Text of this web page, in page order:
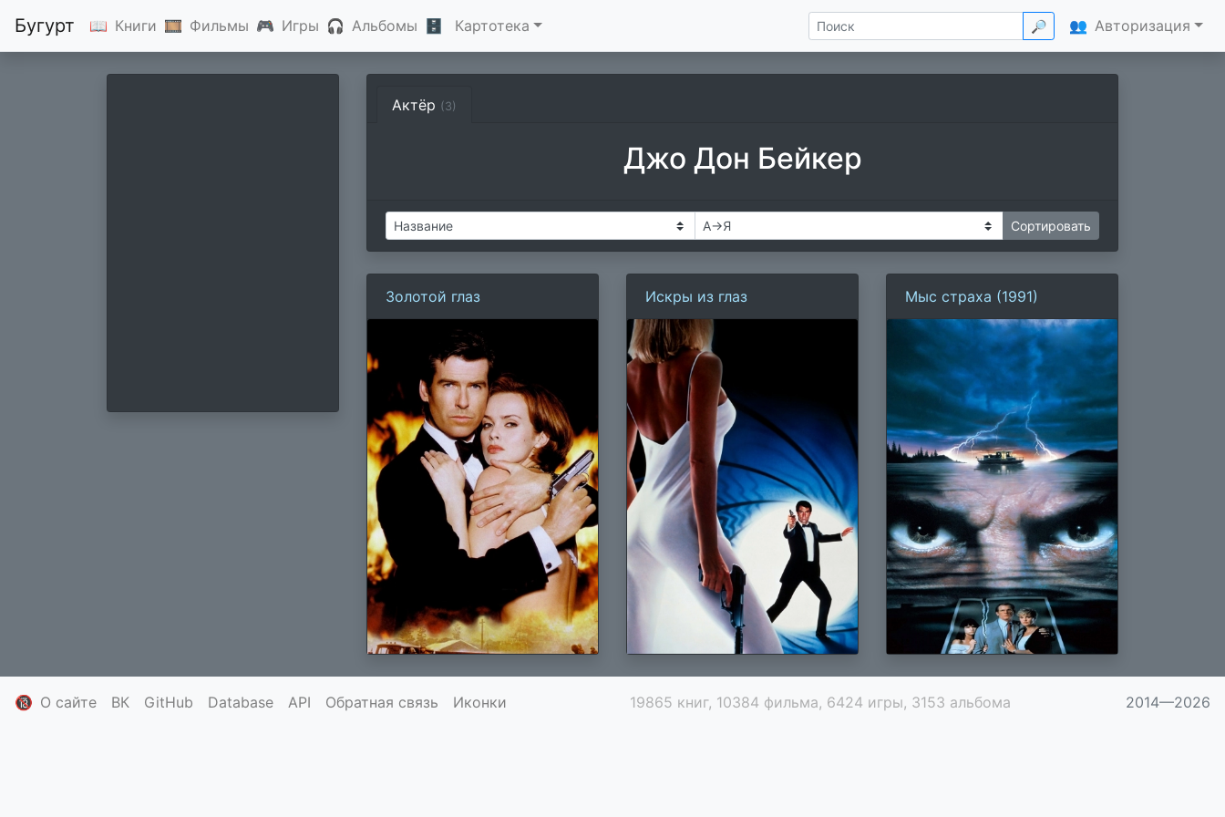
Бугурт 📖 Книги 🎞 Фильмы 🎮 Игры 🎧 Альбомы 🗄 Картотека 🔎 👥 Авторизация
Актёр (3)
Джо Дон Бейкер
Золотой глаз Искры из глаз Мыс страха (1991)
🔞 О сайте ВК GitHub Database API Обратная связь Иконки 19865 книг, 10384 фильма, 6424 игры, 3153 альбома 2014—2026